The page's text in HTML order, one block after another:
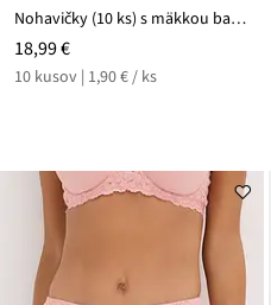
Nohavičky (10 ks) s mäkkou bavlnou
18,99 €
10 kusov | 1,90 € / ks